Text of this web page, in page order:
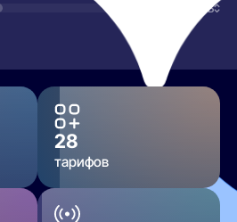
РАЗВЕРНУТЬ
28
тарифов